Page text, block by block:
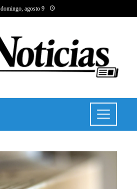
domingo, agosto 9